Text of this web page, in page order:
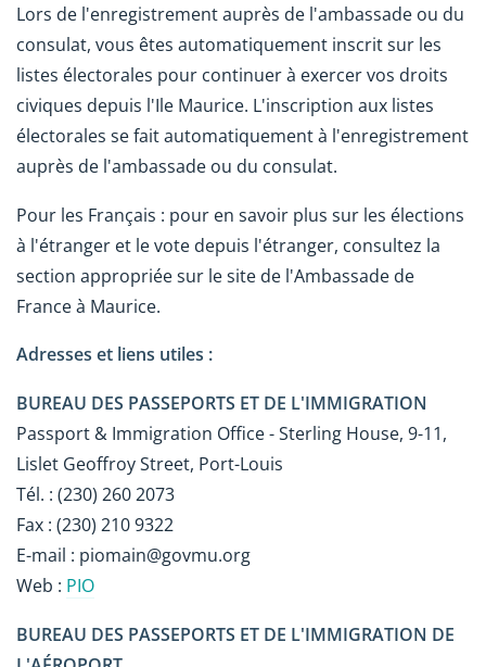
Lors de l'enregistrement auprès de l'ambassade ou du
consulat, vous êtes automatiquement inscrit sur les
listes électorales pour continuer à exercer vos droits
civiques depuis l'Ile Maurice. L'inscription aux listes
électorales se fait automatiquement à l'enregistrement
auprès de l'ambassade ou du consulat.
Pour les Français : pour en savoir plus sur les élections
à l'étranger et le vote depuis l'étranger, consultez la
section appropriée sur le site de l'Ambassade de
France à Maurice.
Adresses et liens utiles :
BUREAU DES PASSEPORTS ET DE L'IMMIGRATION
Passport & Immigration Office - Sterling House, 9-11,
Lislet Geoffroy Street, Port-Louis
Tél. : (230) 260 2073
Fax : (230) 210 9322
E-mail : piomain@govmu.org
Web : PIO
BUREAU DES PASSEPORTS ET DE L'IMMIGRATION DE